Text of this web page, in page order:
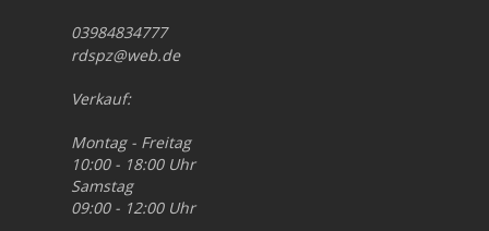
03984834777
rdspz@web.de
Verkauf:
Montag - Freitag
10:00 - 18:00 Uhr
Samstag
09:00 - 12:00 Uhr